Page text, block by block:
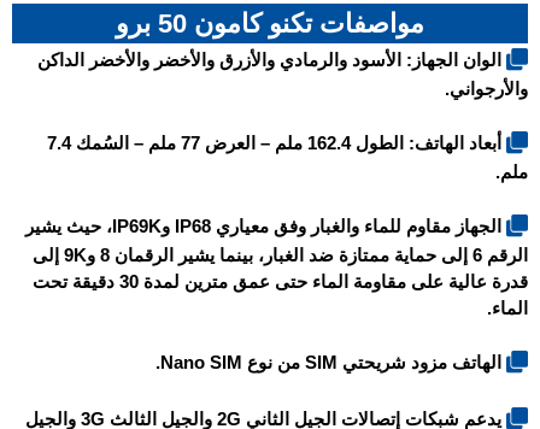
مواصفات تكنو كامون 50 برو
الوان الجهاز: الأسود والرمادي والأزرق والأخضر والأخضر الداكن
والأرجواني.
أبعاد الهاتف: الطول 162.4 ملم – العرض 77 ملم – السُمك 7.4
ملم.
الجهاز مقاوم للماء والغبار وفق معياري IP68 وIP69K، حيث يشير
الرقم 6 إلى حماية ممتازة ضد الغبار، بينما يشير الرقمان 8 و9K إلى
قدرة عالية على مقاومة الماء حتى عمق مترين لمدة 30 دقيقة تحت
الماء.
الهاتف مزود شريحتي SIM من نوع Nano SIM.
يدعم شبكات إتصالات الجيل الثاني 2G والجيل الثالث 3G والجيل